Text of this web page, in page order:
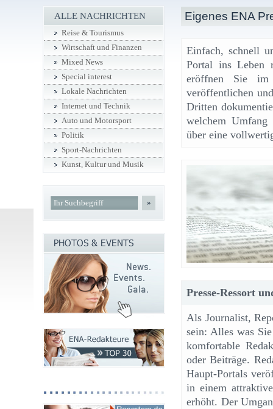
Eigenes ENA
Einfach, schnell
Portal ins Leben
eröffnen Sie im
veröffentlichen
Dritten
welchem
über eine
Presse-Ressort
Als Journalist,
sein: Alles was
komfortable
oder Beiträge.
Haupt-Portals
in einem
erhöht. Der
ALLE NACHRICHTEN
Reise & Tourismus
Wirtschaft und Finanzen
Mixed News
Special interest
Lokale Nachrichten
Internet und Technik
Auto und Motorsport
Politik
Sport-Nachrichten
Kunst, Kultur und Musik
»